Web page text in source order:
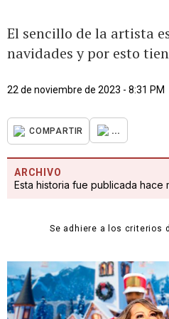
El sencillo de la artista
navidades y por esto
22 de noviembre de 2023 - 8:31 PM
COMPARTIR ...
ARCHIVO
Esta historia fue publicada hace
Se adhiere a los criterios